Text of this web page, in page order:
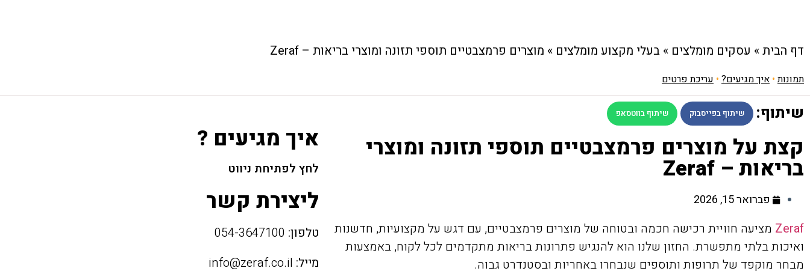
דף הבית» עסקים מומלצים » בעלי מקצוע מומלצים » מוצרים פרמצבטיים תוספי תזונה ומוצרי בריאות – Zeraf
תמונות• איך מגיעים? • עריכת פרטים
שיתוף: שיתוף בפייסבוק שיתוף בווטסאפ
קצת על מוצרים פרמצבטיים תוספי תזונה ומוצרי
בריאות – Zeraf
פברואר 15, 2026
Zeraf מציעה חוויית רכישה חכמה ובטוחה של מוצרים פרמצבטיים, עם דגש על מקצועיות, חדשנות
ואיכות בלתי מתפשרת. החזון שלנו הוא להנגיש פתרונות בריאות מתקדמים לכל לקוח, באמצעות
מבחר מוקפד של תרופות ותוספים שנבחרו באחריות ובסטנדרט גבוה.
איך מגיעים ?
לחץ לפתיחת ניווט
ליצירת קשר
טלפון:
מייל: info@zeraf.co.il